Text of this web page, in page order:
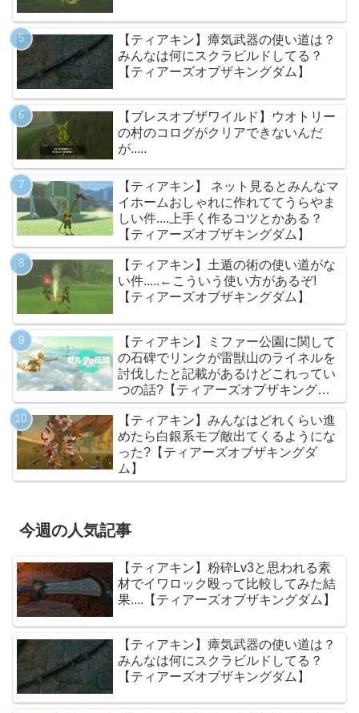
【ティアキン】瘴気武器の使い道は？
みんなは何にスクラビルドしてる？
【ティアーズオブザキングダム】
【ブレスオブザワイルド】ウオトリー
の村のコログがクリアできないんだ
が.....
【ティアキン】 ネット見るとみんなマ
イホームおしゃれに作れててうらやま
しい件....上手く作るコツとかある？
【ティアーズオブザキングダム】
【ティアキン】土遁の術の使い道がな
い件.....←こういう使い方があるぞ!
【ティアーズオブザキングダム】
【ティアキン】ミファー公園に関して
の石碑でリンクが雷獣山のライネルを
討伐したと記載があるけどこれってい
つの話?【ティアーズオブザキングダ
ム】
【ティアキン】みんなはどれくらい進
めたら白銀系モブ敵出てくるようにな
った?【ティアーズオブザキングダ
ム】
今週の人気記事
【ティアキン】粉砕Lv3と思われる素
材でイワロック殴って比較してみた結
果....【ティアーズオブザキングダム】
【ティアキン】瘴気武器の使い道は？
みんなは何にスクラビルドしてる？
【ティアーズオブザキングダム】